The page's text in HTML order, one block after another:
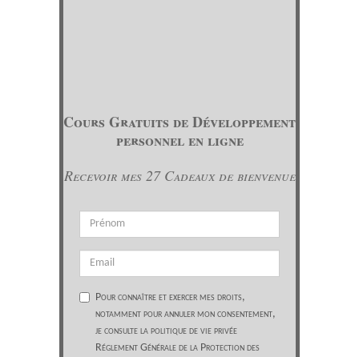
Cours Gratuits de Développement
personnel en ligne
Recevoir mes 27 Cadeaux de bienvenue
Pour connaître et exercer mes droits,
notamment pour annuler mon consentement,
je consulte la politique de vie privée
Réglement Générale de la Protection des